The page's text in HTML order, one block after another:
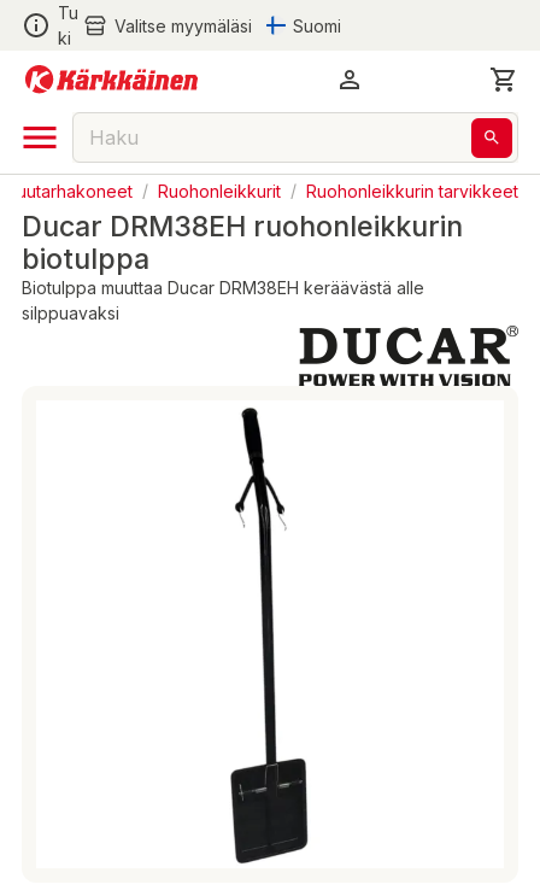
Tu
ki
Valitse myymäläsi Suomi
Puutarhakoneet / Ruohonleikkurit / Ruohonleikkurin tarvikkeet
Ducar DRM38EH ruohonleikkurin
biotulppa
Biotulppa muuttaa Ducar DRM38EH keräävästä alle
silppuavaksi